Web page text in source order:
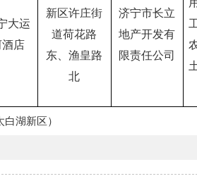
大运
酒店
新区许庄街
道荷花路
东、渔皇路
北
济宁市长立
地产开发有
限责任公司
白湖新区 ）